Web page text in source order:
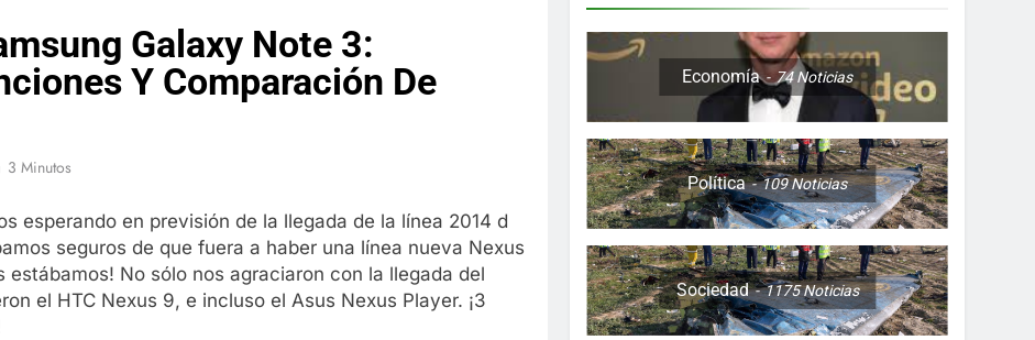
Ultra Max Testo a Precios Especiales en México, Chile, Argentina, Colombia, Perú , Ecuador, Costa Rica y
Flex RX en México – Descuentos Masivos en Mercado Libre
en México te lleva a lugares paranormales con binoculares de visión nocturna y reuniones de secuestrados
Artificial deepfake de Samsung fabrica un clip de movimiento desde una sola foto
Galaxy Note 3:
Y Comparación De
3 Minutos
esperando en previsión de la llegada de la línea 2014 d
seguros de que fuera a haber una línea nueva Nexus
estábamos! No sólo nos agraciaron con la llegada del
el HTC Nexus 9, e incluso el Asus Nexus Player. ¡3
Economía 74Noticias
Política 109Noticias
Sociedad 1175Noticias